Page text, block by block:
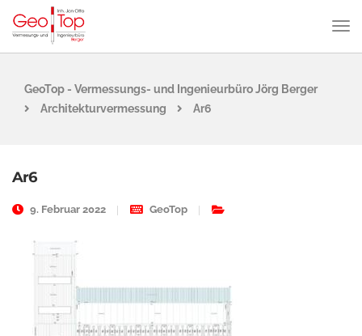
GeoTop - Vermessungs- und Ingenieurbüro Jörg Berger
Architekturvermessung
Ar6
Ar6
9. Februar 2022 GeoTop